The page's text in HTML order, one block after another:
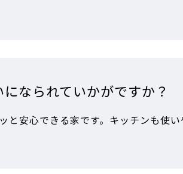
なられていかがですか？
と安心できる家です。キッチンも使